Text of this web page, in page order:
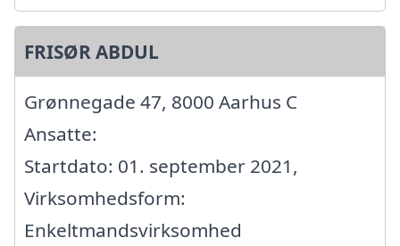
FRISØR ABDUL
Grønnegade 47, 8000 Aarhus C
Ansatte:
Startdato: 01. september 2021,
Virksomhedsform:
Enkeltmandsvirksomhed